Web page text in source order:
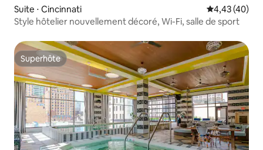
Suite ⋅ Cincinnati Évaluation
4,43 (40)
Style hôtelier nouvellement décoré, Wi-Fi, salle de sport
Superhôte
Superhôte